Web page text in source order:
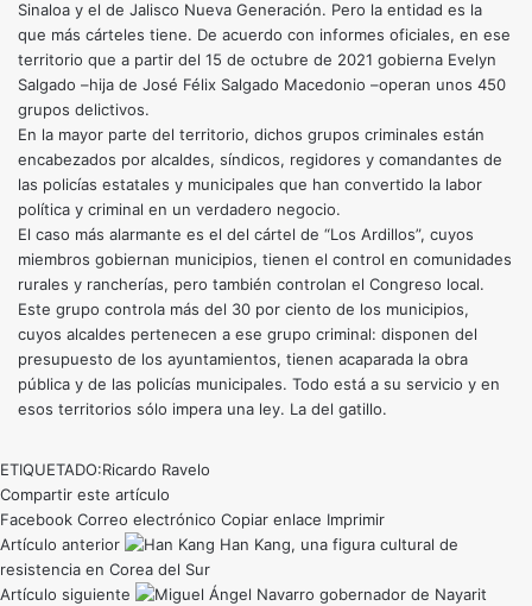
Sinaloa y el de Jalisco Nueva Generación. Pero la entidad es la
que más cárteles tiene. De acuerdo con informes oficiales, en ese
territorio que a partir del 15 de octubre de 2021 gobierna Evelyn
Salgado –hija de José Félix Salgado Macedonio –operan unos 450
grupos delictivos.
En la mayor parte del territorio, dichos grupos criminales están
encabezados por alcaldes, síndicos, regidores y comandantes de
las policías estatales y municipales que han convertido la labor
política y criminal en un verdadero negocio.
El caso más alarmante es el del cártel de “Los Ardillos”, cuyos
miembros gobiernan municipios, tienen el control en comunidades
rurales y rancherías, pero también controlan el Congreso local.
Este grupo controla más del 30 por ciento de los municipios,
cuyos alcaldes pertenecen a ese grupo criminal: disponen del
presupuesto de los ayuntamientos, tienen acaparada la obra
pública y de las policías municipales. Todo está a su servicio y en
esos territorios sólo impera una ley. La del gatillo.
ETIQUETADO:Ricardo Ravelo
Compartir este artículo
Facebook Correo electrónico Copiar enlace Imprimir
Artículo anterior
Han Kang, una figura cultural de
resistencia en Corea del Sur
Artículo siguiente